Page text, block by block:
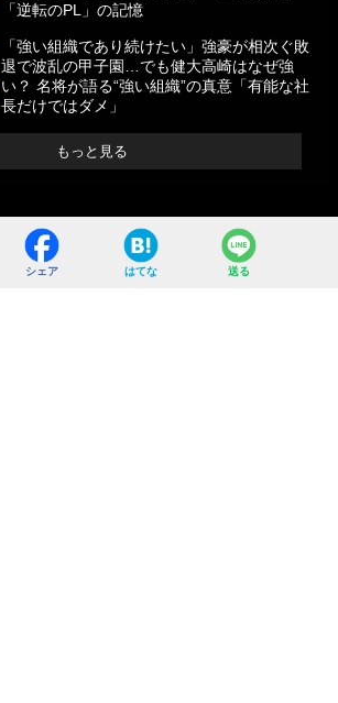
「逆転のPL」の記憶
「強い組織であり続けたい」強豪が相次ぐ敗
退で波乱の甲子園…でも健大高崎はなぜ強
い？ 名将が語る“強い組織”の真意「有能な社
長だけではダメ」
もっと見る
シェア はてな 送る